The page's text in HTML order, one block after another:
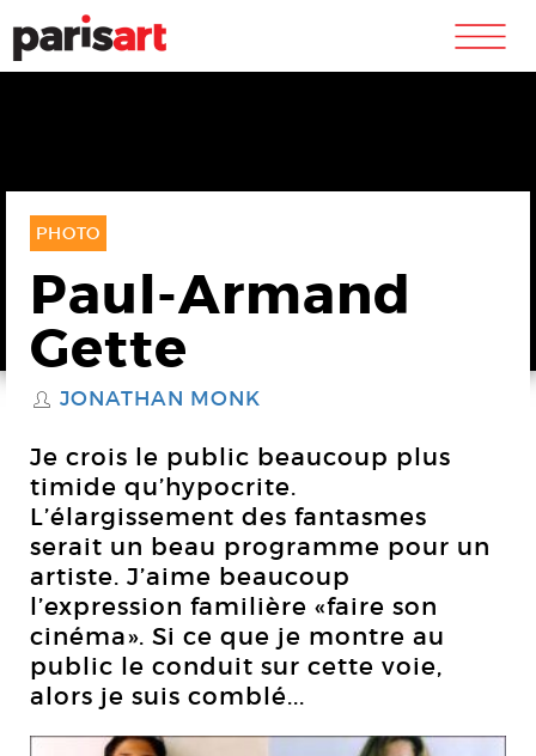
m
PHOTO
Paul-Armand
Gette
S JONATHAN MONK
Je crois le public beaucoup plus
timide qu’hypocrite.
L’élargissement des fantasmes
serait un beau programme pour un
artiste. J’aime beaucoup
l’expression familière «faire son
cinéma». Si ce que je montre au
public le conduit sur cette voie,
alors je suis comblé...